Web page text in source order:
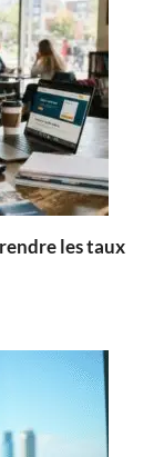
les taux